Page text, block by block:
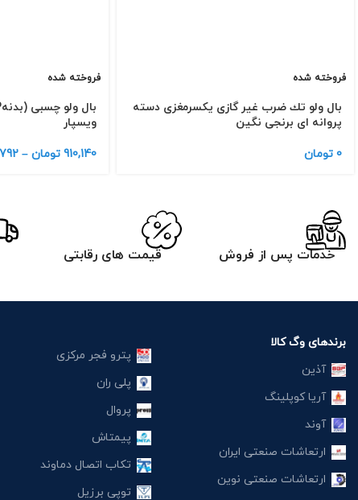
فروخته شده
بال ولو تك ضرب غیر گازی یكسرمغزی دسته
پروانه ای برنجی نگین
0 تومان
فروخته شده
ویسپار
910,140 تومان –
خدمات پس از فروش قیمت های رقابتی
برندهای وگ کالا
آذین
آریا کوپلینگ
آوند
ارتعاشات صنعتی ایران
ارتعاشات صنعتی نوین
پترو فجر مرکزی
پلی ران
پروال
پیمتاش
تکاب اتصال دماوند
توپی برزیل